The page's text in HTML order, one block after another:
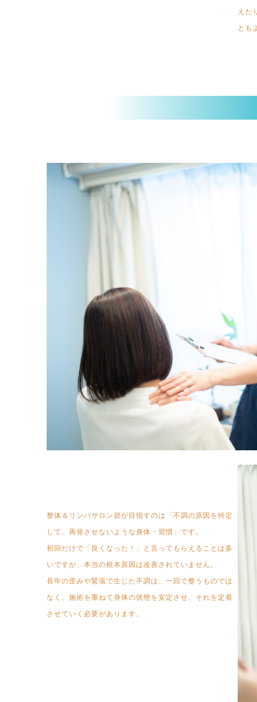
えた
とも
整体＆リンパサロン碧が目指すのは「不調の原因を特定
して、再発させないような身体・習慣」です。
初回だけで「良くなった！」と言ってもらえることは多
いですが、本当の根本原因は改善されていません。
長年の歪みや緊張で生じた不調は、一回で整うものでは
なく、施術を重ねて身体の状態を安定させ、それを定着
させていく必要があります。